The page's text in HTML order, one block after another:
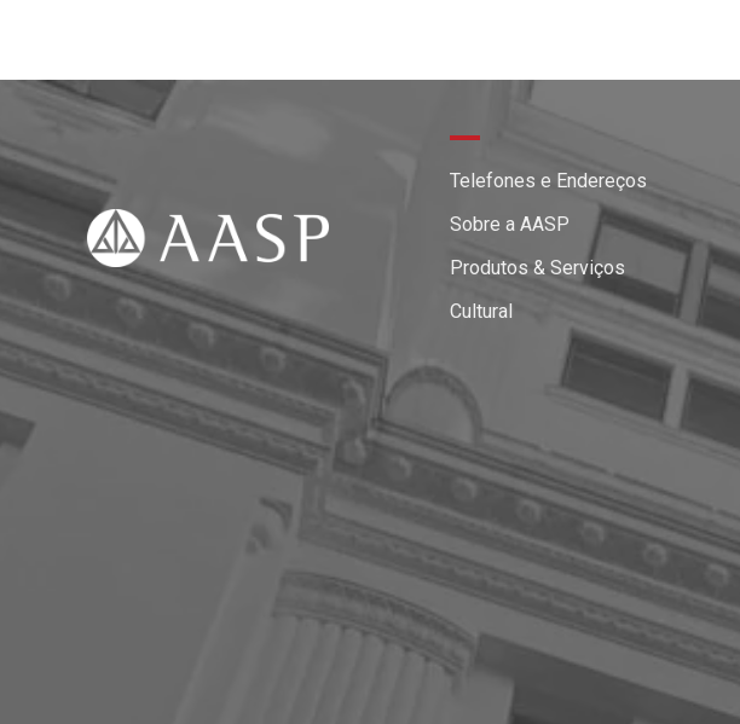
Telefones e Endereços
Sobre a AASP
Produtos & Serviços
Cultural